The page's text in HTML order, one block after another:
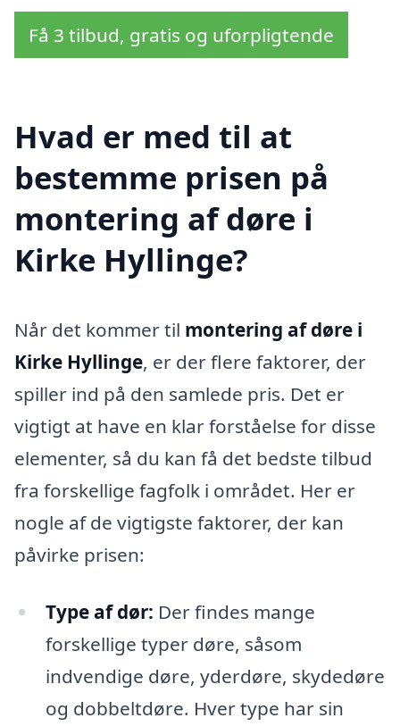
Få 3 tilbud, gratis og uforpligtende
Hvad er med til at
bestemme prisen på
montering af døre i
Kirke Hyllinge?
Når det kommer til montering af døre i
Kirke Hyllinge, er der flere faktorer, der
spiller ind på den samlede pris. Det er
vigtigt at have en klar forståelse for disse
elementer, så du kan få det bedste tilbud
fra forskellige fagfolk i området. Her er
nogle af de vigtigste faktorer, der kan
påvirke prisen:
Type af dør: Der findes mange
forskellige typer døre, såsom
indvendige døre, yderdøre, skydedøre
og dobbeltdøre. Hver type har sin